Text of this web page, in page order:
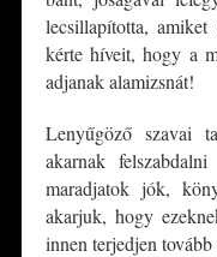
lecsillapította,
kérte híveit, hogy a
adjanak alamizsnát!
Lenyűgöző szavai
akarnak
maradjatok jók,
akarjuk, hogy
innen terjedjen